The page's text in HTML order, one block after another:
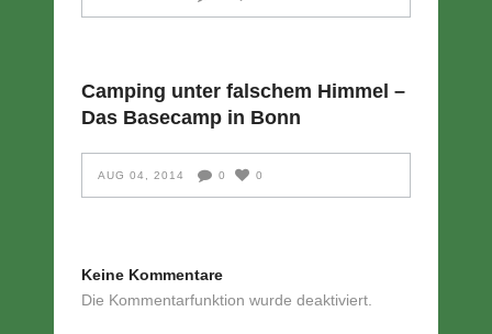
Camping unter falschem Himmel –
Das Basecamp in Bonn
AUG 04, 2014 0 0
Keine Kommentare
Die Kommentarfunktion wurde deaktiviert.